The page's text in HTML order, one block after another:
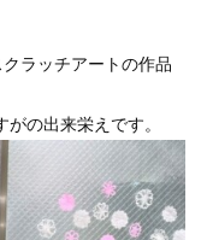
ラッチアートの作品
の出来栄えです。